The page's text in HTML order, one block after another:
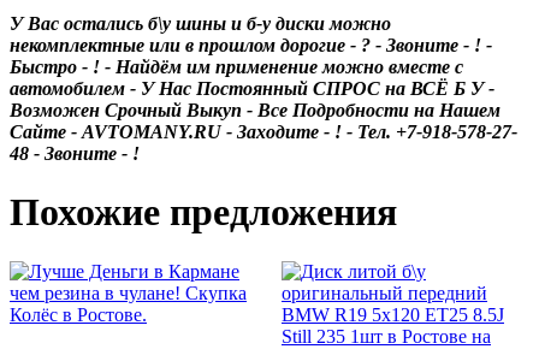
У Вас остались б\у шины и б-у диски можно
некомплектные или в прошлом дорогие - ? - Звоните - ! -
Быстро - ! - Найдём им применение можно вместе с
автомобилем - У Нас Постоянный СПРОС на ВСЁ Б У -
Возможен Срочный Выкуп - Все Подробности на Нашем
Сайте - AVTOMANY.RU - Заходите - ! - Тел. +7-918-578-27-
48 - Звоните - !
Похожие предложения